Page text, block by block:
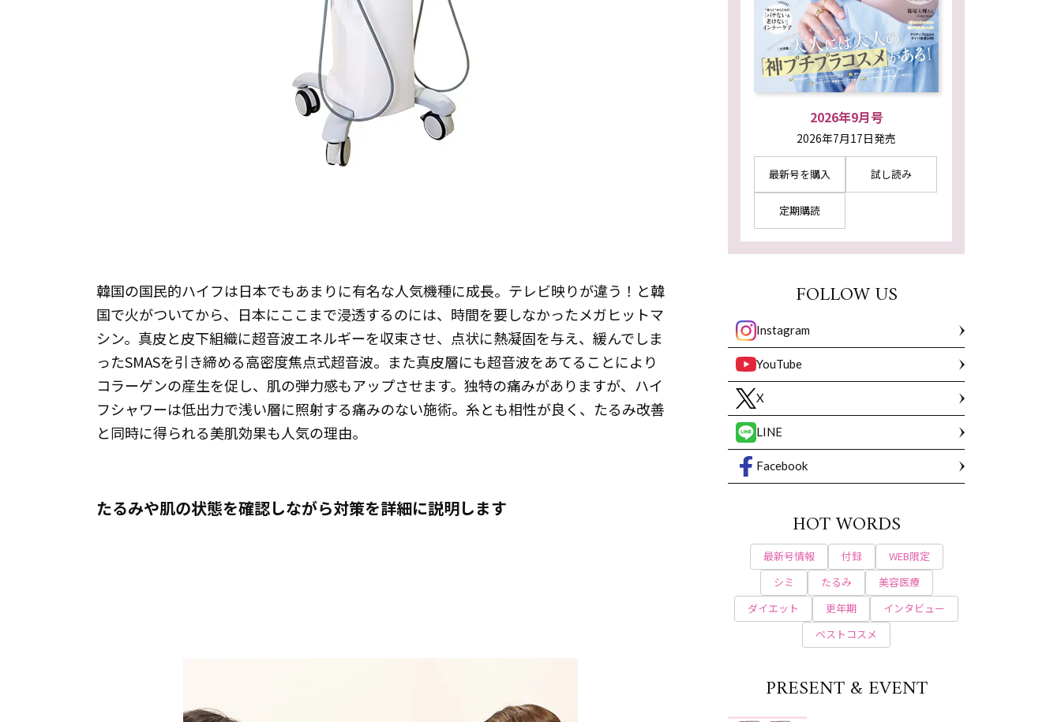
韓国の国民的ハイフは日本でもあまりに有名な人気機種に成長。テレビ映りが違う！と韓
国で火がついてから、日本にここまで浸透するのには、時間を要しなかったメガヒットマ
シン。真皮と皮下組織に超音波エネルギーを収束させ、点状に熱凝固を与え、緩んでしま
ったSMASを引き締める高密度焦点式超音波。また真皮層にも超音波をあてることにより
コラーゲンの産生を促し、肌の弾力感もアップさせます。独特の痛みがありますが、ハイ
フシャワーは低出力で浅い層に照射する痛みのない施術。糸とも相性が良く、たるみ改善
と同時に得られる美肌効果も人気の理由。
たるみや肌の状態を確認しながら対策を詳細に説明します
2026年9月号
2026年7月17日発売
最新号を購入 試し読み
定期購読
FOLLOW US
Instagram
YouTube
X
LINE
Facebook
HOT WORDS
最新号情報 付録
WEB限定
シミ
たるみ
美容医療
ダイエット
更年期
インタビュー
ベストコスメ
PRESENT & EVENT